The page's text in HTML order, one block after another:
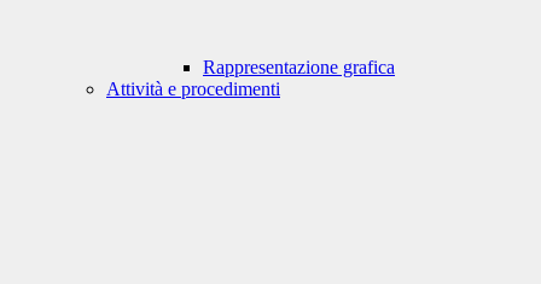
Rappresentazione grafica
Attività e procedimenti